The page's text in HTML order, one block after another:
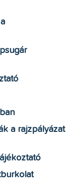
a rajzpályázat